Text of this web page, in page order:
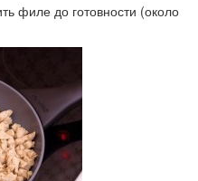
филе до готовности (около